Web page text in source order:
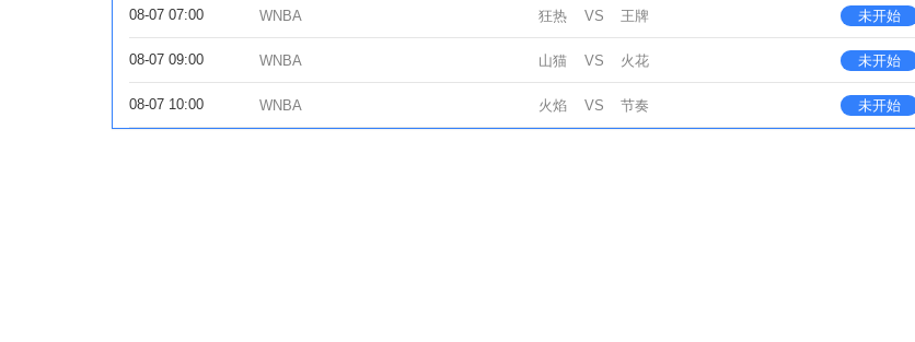
08-07 07:00 WNBA 狂热 VS 王牌 未开始
08-07 09:00 WNBA 山猫 VS 火花 未开始
08-07 10:00 WNBA 火焰 VS 节奏 未开始